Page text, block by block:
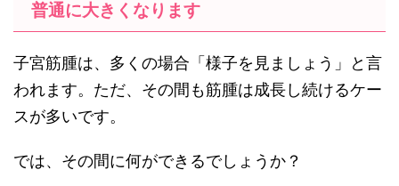
普通に大きくなります
子宮筋腫は、多くの場合「様子を見ましょう」と言
われます。ただ、その間も筋腫は成長し続けるケー
スが多いです。
では、その間に何ができるでしょうか？